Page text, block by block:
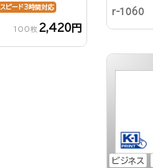
スピード3時間対応
100枚 2,420円
r-1060
ビジネス